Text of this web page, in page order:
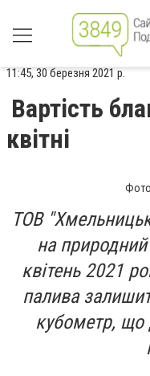
11:45, 30 березня 2021 р.
Вартість
квітні
ТОВ
на
квітень 2021
палива
кубометр, що